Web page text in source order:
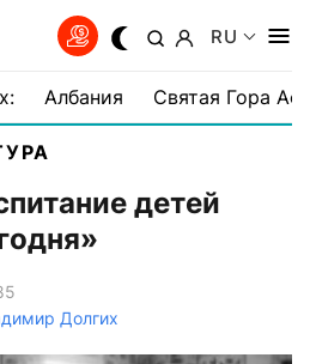
RU
Албания Святая Гора
детей
Долгих